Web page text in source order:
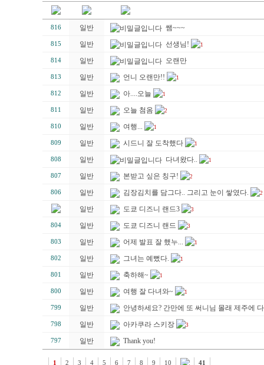
816 일반 쌤~~~
815 일반 선생님! 1
814 일반 오랜만
813 일반 언니 오랜만!! 1
812 일반 아....오늘 1
811 일반 오늘 첨옴 2
810 일반 여행... 1
809 일반 시드니 잘 도착했다 1
808 일반 다녀왔다.. 1
807 일반 본받고 싶은 칭구! 2
806 일반 김장김치를 담그다.. 그리고 눈이 쌓였다. 2
일반 도쿄 디즈니 랜드3 3
804 일반 도쿄 디즈니 랜드 3
803 일반 어제 발표 잘 했누... 1
802 일반 그녀는 예뻤다. 1
801 일반 축하해~ 1
800 일반 여행 잘 다녀와~ 1
799 일반 안녕하세요? 간만에 또 써니님 몰래 제주에
798 일반 아카쿠라 스키장 3
797 일반 Thank you!
1 2 3 4 5 6 7 8 9 10 41